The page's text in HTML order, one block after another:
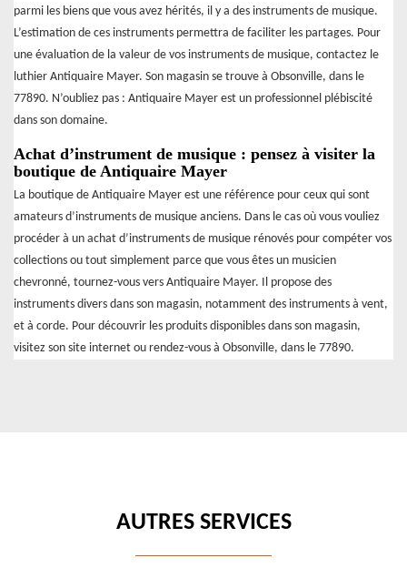
parmi les biens que vous avez hérités, il y a des instruments de musique.
L’estimation de ces instruments permettra de faciliter les partages. Pour
une évaluation de la valeur de vos instruments de musique, contactez le
luthier Antiquaire Mayer. Son magasin se trouve à Obsonville, dans le
77890. N’oubliez pas : Antiquaire Mayer est un professionnel plébiscité
dans son domaine.
Achat d’instrument de musique : pensez à visiter la
boutique de Antiquaire Mayer
La boutique de Antiquaire Mayer est une référence pour ceux qui sont
amateurs d’instruments de musique anciens. Dans le cas où vous vouliez
procéder à un achat d’instruments de musique rénovés pour compéter vos
collections ou tout simplement parce que vous êtes un musicien
chevronné, tournez-vous vers Antiquaire Mayer. Il propose des
instruments divers dans son magasin, notamment des instruments à vent,
et à corde. Pour découvrir les produits disponibles dans son magasin,
visitez son site internet ou rendez-vous à Obsonville, dans le 77890.
AUTRES SERVICES